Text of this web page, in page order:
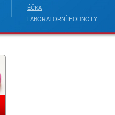
ÉČKA
LABORATORNÍ HODNOTY